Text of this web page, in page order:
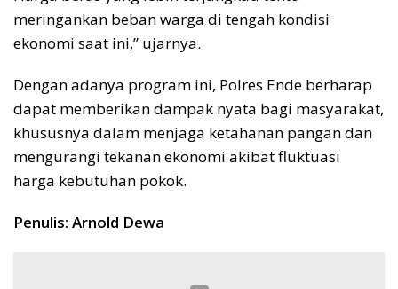
meringankan beban warga di tengah kondisi
ekonomi saat ini,” ujarnya.
Dengan adanya program ini, Polres Ende berharap
dapat memberikan dampak nyata bagi masyarakat,
khususnya dalam menjaga ketahanan pangan dan
mengurangi tekanan ekonomi akibat fluktuasi
harga kebutuhan pokok.
Penulis: Arnold Dewa